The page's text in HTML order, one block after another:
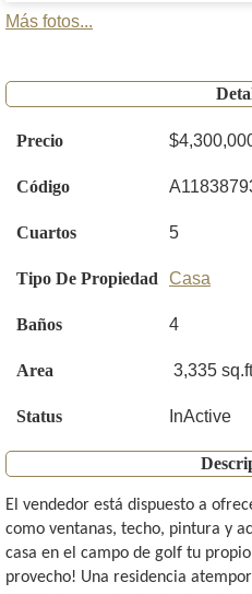
Más fotos...
Precio
Código
Cuartos 5
Tipo De Propiedad Casa
Baños 4
Area 3,335
Status InActive
El vendedor está dispuesto a
como ventanas, techo, pintura y
casa en el campo de golf tu
provecho! Una residencia